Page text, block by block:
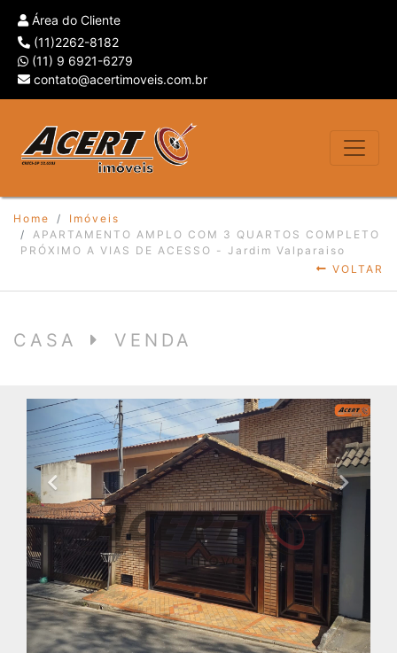
Área do Cliente
(11)2262-8182
(11) 9 6921-6279
contato@acertimoveis.com.br
Home
Imóveis
APARTAMENTO AMPLO COM 3 QUARTOS COMPLETO
PRÓXIMO A VIAS DE ACESSO - Jardim Valparaiso
VOLTAR
CASA VENDA